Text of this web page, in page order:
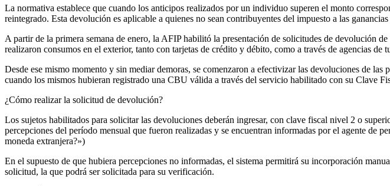
La normativa establece que cuando los anticipos realizados por un individuo superen el monto
reintegrado. Esta devolución es aplicable a quienes no sean contribuyentes del impuesto a las ganancias
A partir de la primera semana de enero, la AFIP habilitó la presentación de solicitudes de devolución
realizaron consumos en el exterior, tanto con tarjetas de crédito y débito, como a través de agencias de
Desde ese mismo momento y sin mediar demoras, se comenzaron a efectivizar las devoluciones de
cuando los mismos hubieran registrado una CBU válida a través del servicio habilitado con su Clave
¿Cómo realizar la solicitud de devolución?
Los sujetos habilitados para solicitar las devoluciones deberán ingresar, con clave fiscal nivel 2 o
percepciones del período mensual que fueron realizadas y se encuentran informadas por el agente de
moneda extranjera?»)
En el supuesto de que hubiera percepciones no informadas, el sistema permitirá su incorporación
solicitud, la que podrá ser solicitada para su verificación.